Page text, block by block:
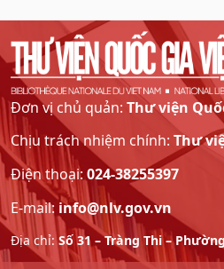
Đơn vị chủ quản: Thư viện
Chịu trách nhiệm chính: Thư
Điện thoại: 024-38255397
E-mail: info@nlv.gov.vn
Địa chỉ:Số 31 – Tràng Thi –